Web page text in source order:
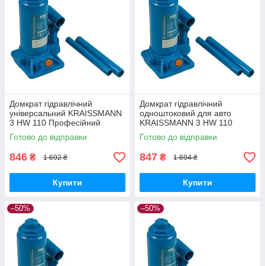
Домкрат гідравлічний
універсальний KRAISSMANN
3 HW 110 Професійний
пляшковий домкрат 3т
Готово до відправки
846 ₴ 1 692 ₴
Купити
Домкрат гідравлічний
одноштоковий для авто
KRAISSMANN 3 HW 110
Автодомкрат Домкрати
гідравлічні 3 т
Готово до відправки
847 ₴ 1 694 ₴
Купити
–50% –50%